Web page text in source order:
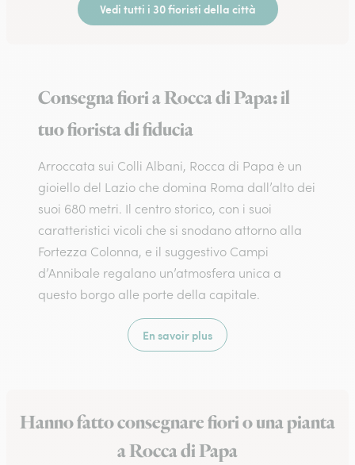
Vedi tutti i 30 fioristi della città
Consegna fiori a Rocca di Papa: il
tuo fiorista di fiducia
Arroccata sui Colli Albani, Rocca di Papa è un
gioiello del Lazio che domina Roma dall’alto dei
suoi 680 metri. Il centro storico, con i suoi
caratteristici vicoli che si snodano attorno alla
Fortezza Colonna, e il suggestivo Campi
d’Annibale regalano un’atmosfera unica a
questo borgo alle porte della capitale.
En savoir plus
Hanno fatto consegnare fiori o una pianta
a Rocca di Papa